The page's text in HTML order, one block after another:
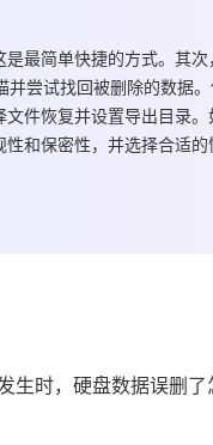
最简单快捷的方式。其
尝试找回被删除的数据
件恢复并设置导出目录
和保密性，并选择合适
生时， 硬盘数据误删了